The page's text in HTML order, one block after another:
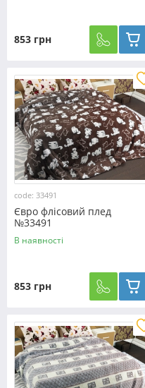
853 грн
code: 33491
Євро флісовий плед
№33491
В наявності
853 грн